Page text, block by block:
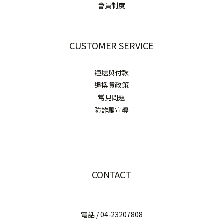
會員制度
CUSTOMER SERVICE
運送與付款
退換貨政策
常見問題
防詐騙宣導
CONTACT
電話 / 04-23207808